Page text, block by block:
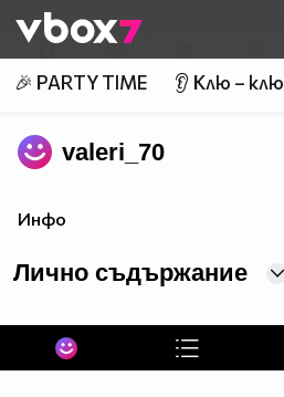
👾
🎉 PARTY TIME 👂 Клю – клю
valeri_70
Инфо
Лично съдържание